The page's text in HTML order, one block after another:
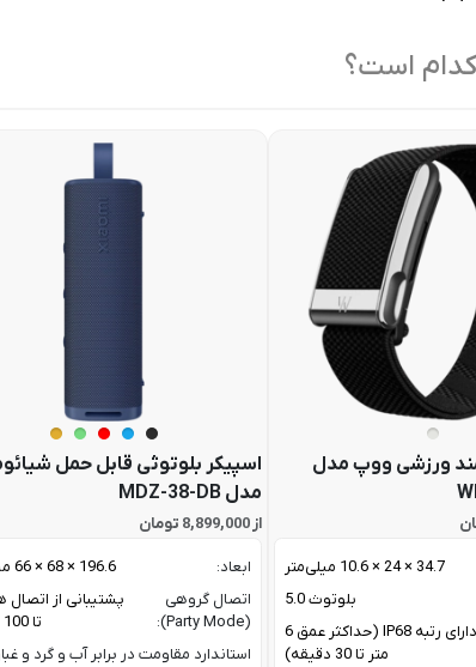
است؟
ورزشی ووپ مدل
34.7 × 24 × 10.6 میلی‌متر
بلوتوث 5.0
دارای رتبه IP68 (حداکثر عمق 6
متر تا 30 دقیقه)
اسپیکر بلوتوثی قابل حمل
مدل MDZ-38-DB
از 8,899,000 تومان
ابعاد:
196.6 × 68 × 66 میلی متر
اتصال گروهی
(Party Mode):
پشتیبانی از اتصال
تا 100 اسپیکر
استاندارد مقاومت در برابر آب و گرد و